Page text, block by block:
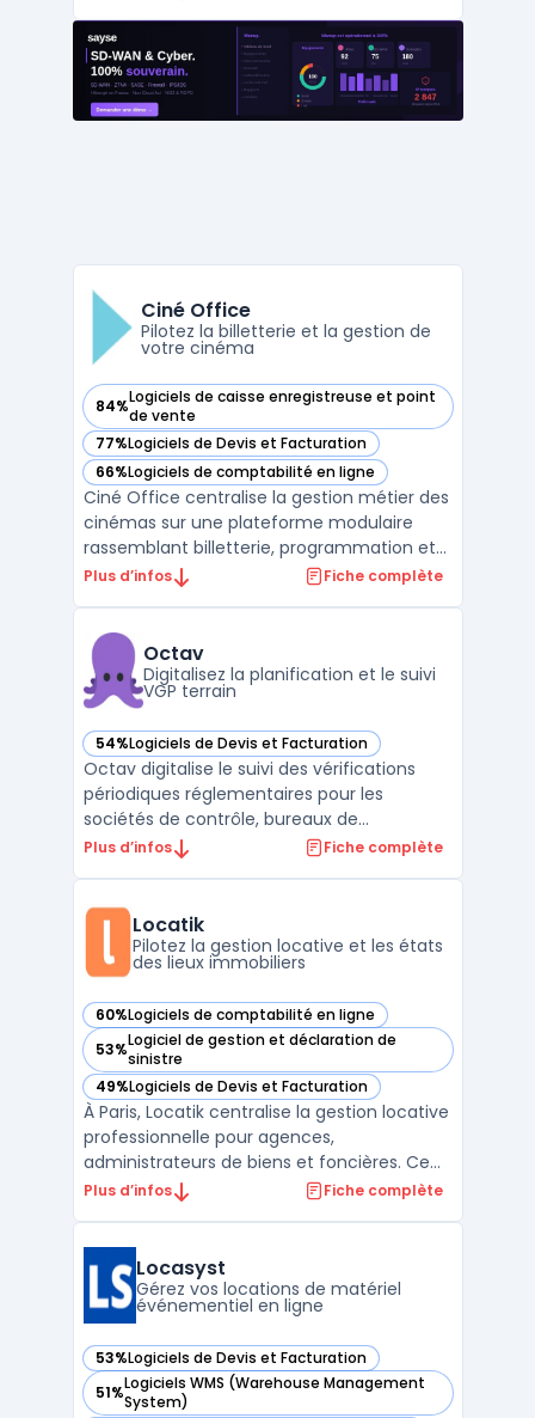
réglementations et le suivi des expéditions
exigent une coordination, CargoWise relie
les différents do ...
Ciné Office
Pilotez la billetterie et la gestion de
votre cinéma
84%Logiciels de caisse enregistreuse et point
de vente
— voir Ciné Office dans cette catégorie
77%Logiciels de Devis et Facturation
— voir Ciné Office dans cette catégorie
66%Logiciels de comptabilité en ligne
— voir Ciné Office dans cette catégorie
Ciné Office centralise la gestion métier des
cinémas sur une plateforme modulaire
rassemblant billetterie, programmation et
opérations courantes. Les exploitants
soient uniques ou réparties sur plusieurs
sites de ...
Plus d’infos Fiche complète
Octav
Digitalisez la planification et le suivi
VGP terrain
54%Logiciels de Devis et Facturation
— voir Octav dans cette catégorie
Octav digitalise le suivi des vérifications
périodiques réglementaires pour les
sociétés de contrôle, bureaux de
vérification et équipes sécurité ou
soumis à la VGP : levage, extinction
incendie, équipements de protection i ...
Plus d’infos Fiche complète
Locatik
Pilotez la gestion locative et les états
des lieux immobiliers
60%Logiciels de comptabilité en ligne
— voir Locatik dans cette catégorie
53%Logiciel de gestion et déclaration de
sinistre
— voir Locatik dans cette catégorie
49%Logiciels de Devis et Facturation
— voir Locatik dans cette catégorie
À Paris, Locatik centralise la gestion locative
professionnelle pour agences,
administrateurs de biens et foncières. Ce
logiciel connecte chaque acteur du
conformité réglementaire. L’interface
propose une prise en main ...
Plus d’infos Fiche complète
Locasyst
Gérez vos locations de matériel
événementiel en ligne
53%Logiciels de Devis et Facturation
— voir Locasyst dans cette catégorie
51%Logiciels WMS (Warehouse Management
System)
— voir Locasyst dans cette catégorie